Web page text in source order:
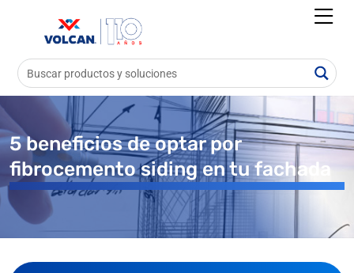
5 beneficios de optar por
fibrocemento siding en tu fachada